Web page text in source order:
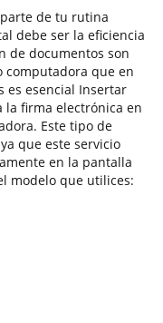
de tu rutina
debe ser la eficiencia
de documentos son
computadora que en
es esencial Insertar
la firma electrónica en
Este tipo de
que este servicio
en la pantalla
modelo que utilices: